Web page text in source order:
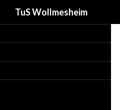
TuS Wollmesheim